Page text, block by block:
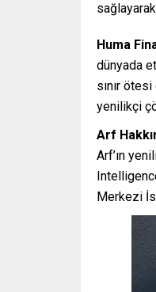
Huma
dünyada
sınır
yenilikçi
Arf
Arf’ın
Merkezi